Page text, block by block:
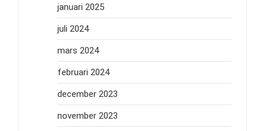
januari 2025
juli 2024
mars 2024
februari 2024
december 2023
november 2023